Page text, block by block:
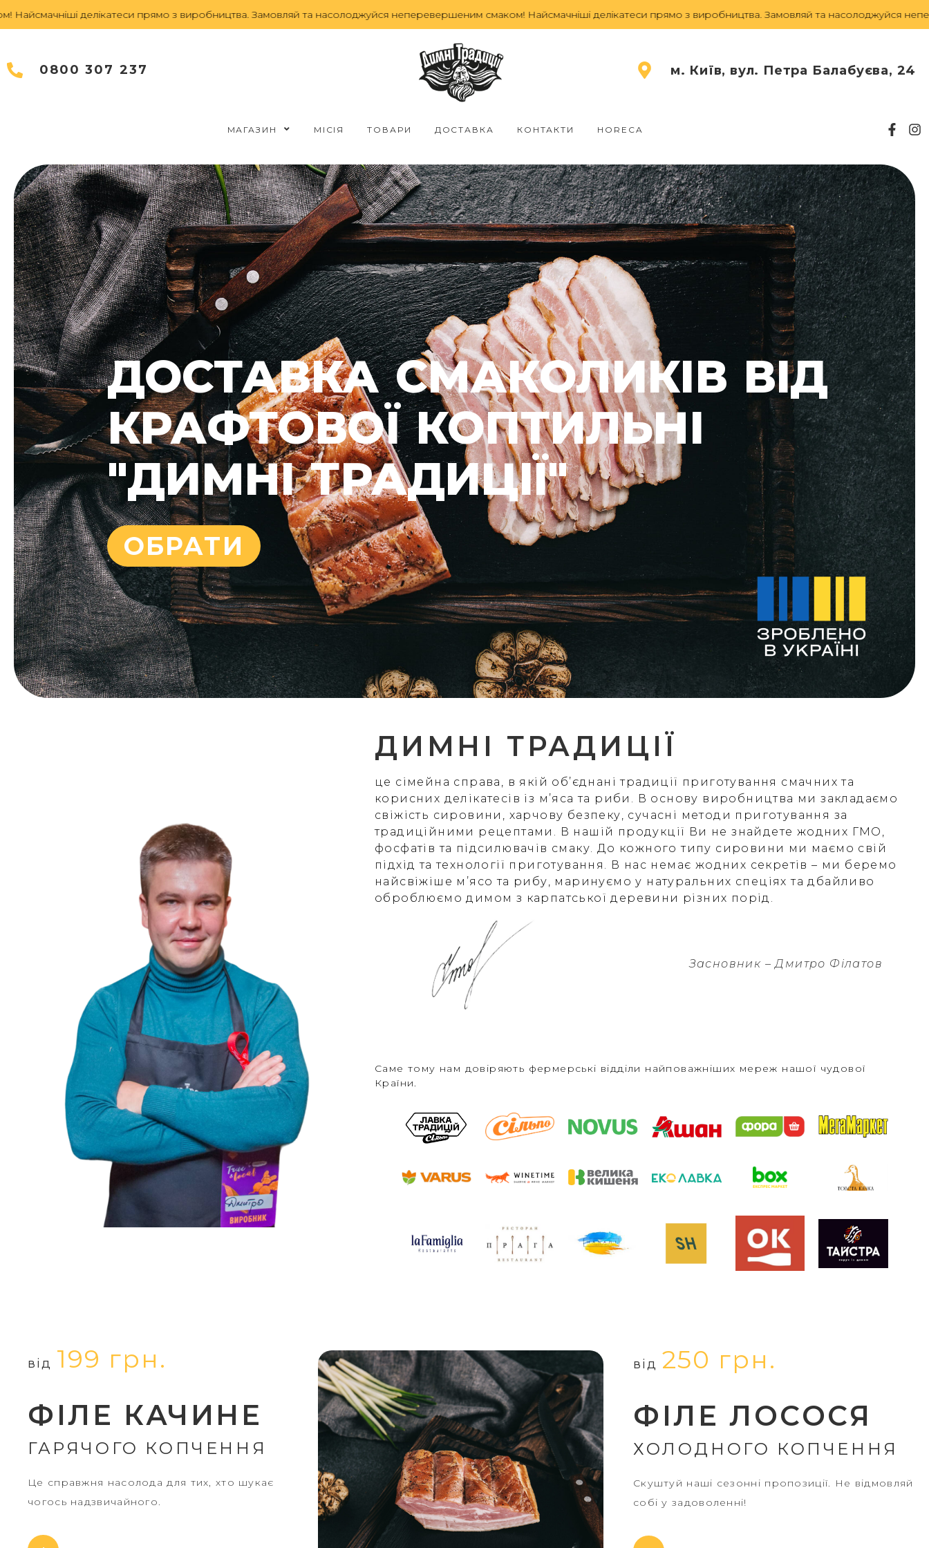
делікатеси прямо з виробництва.Замовляй та насолоджуйся неперевершеним смаком! Найсмачніші делікатеси прямо з виробництва.Замовляй та насолоджуйся
0800 307 237 м. Київ, вул. Петра Балабуєва, 24
МАГАЗИН МІСІЯ ТОВАРИ ДОСТАВКА КОНТАКТИ HORECA
ДОСТАВКА СМАКОЛИКІВ ВІД
КРАФТОВОЇ КОПТИЛЬНІ
"ДИМНІ ТРАДИЦІЇ"
ОБРАТИ
ДИМНІ ТРАДИЦІЇ
це сімейна справа, в якій об’єднані традиції приготування смачних та
корисних делікатесів із м’яса та риби. В основу виробництва ми закладаємо
свіжість сировини, харчову безпеку, сучасні методи приготування за
традиційними рецептами. В нашій продукції Ви не знайдете жодних ГМО,
фосфатів та підсилювачів смаку. До кожного типу сировини ми маємо свій
підхід та технології приготування. В нас немає жодних секретів – ми беремо
найсвіжіше м’ясо та рибу, маринуємо у натуральних спеціях та дбайливо
оброблюємо димом з карпатської деревини різних порід.
Засновник – Дмитро Філатов
Саме тому нам довіряють фермерські відділи найповажніших мереж нашої чудової
Країни.
від 199 грн.
ФІЛЕ КАЧИНЕ
ГАРЯЧОГО КОПЧЕННЯ
Це справжня насолода для тих, хто шукає
чогось надзвичайного.
від 250 грн.
ФІЛЕ ЛОСОСЯ
ХОЛОДНОГО КОПЧЕННЯ
Скуштуй наші сезонні пропозиції. Не відмовляй
собі у задоволенні!